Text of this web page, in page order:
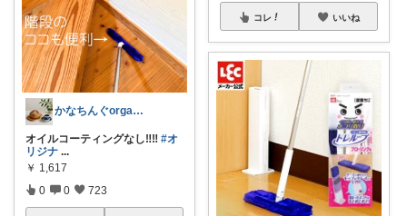
かなちんぐorganic+simple
オイルコーティングなし‼️‼️ #オ
リジナ ...
￥ 1,617
0 0 723
コレ いいね